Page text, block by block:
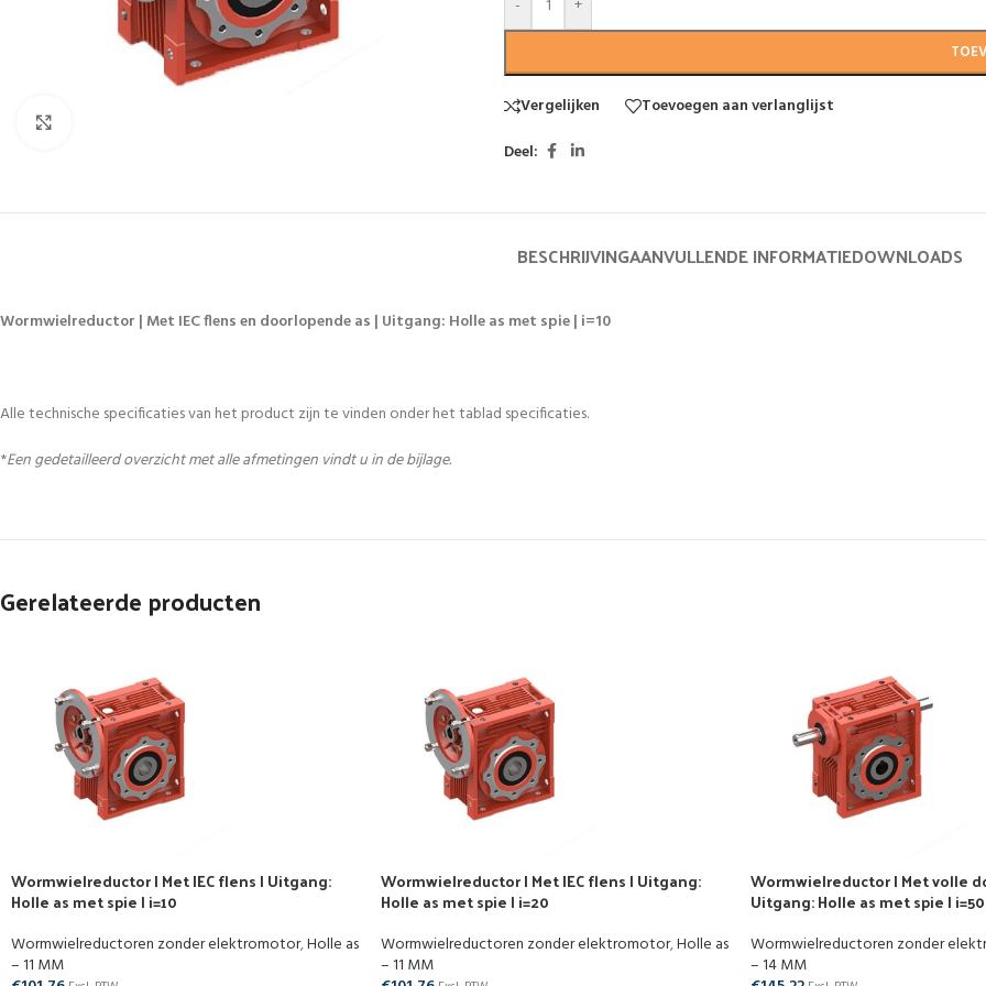
- +
Vergelijken
Toevoegen aan verlanglijst
Deel:
BESCHRIJVINGAANVULLENDE INFORMATIEDOWNLOADS
Wormwielreductor | Met IEC flens en doorlopende as | Uitgang: Holle as met spie | i=10
Alle technische specificaties van het product zijn te vinden onder het tablad specificaties.
*Een gedetailleerd overzicht met alle afmetingen vindt u in de bijlage.
Gerelateerde producten
Wormwielreductor | Met IEC flens | Uitgang:
Holle as met spie | i=10
Wormwielreductoren zonder elektromotor,Holle as
– 11 MM
Wormwielreductor | Met IEC flens | Uitgang:
Holle as met spie | i=20
Wormwielreductoren zonder elektromotor,Holle as
– 11 MM
Wormwielreductor | Met volle
Uitgang: Holle as met spie | i=50
Wormwielreductoren zonder
– 14 MM